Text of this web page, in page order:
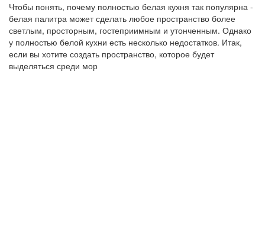
Чтобы понять, почему полностью белая кухня так популярна -
белая палитра может сделать любое пространство более
светлым, просторным, гостеприимным и утонченным. Однако
у полностью белой кухни есть несколько недостатков. Итак,
если вы хотите создать пространство, которое будет
выделяться среди мор